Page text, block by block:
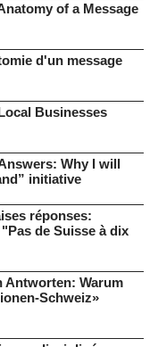
of a Message
d'un message
Businesses
Why I will
initiative
réponses:
de Suisse à dix
Antworten: Warum
Schweiz»